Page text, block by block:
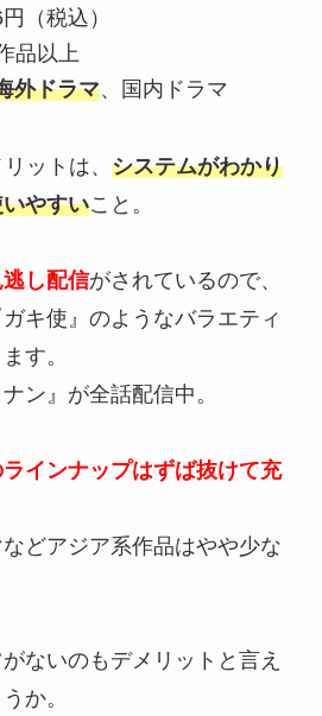
（税込）
品以上
外ドラマ、国内ドラマ
ットは、 システムがわかり
やすいこと。
し配信がされているので、
キ使』のようなバラエティ
す。
ン』が全話配信中。
インナップはずば抜けて充
どアジア系作品はやや少な
ないのもデメリットと言え
か。